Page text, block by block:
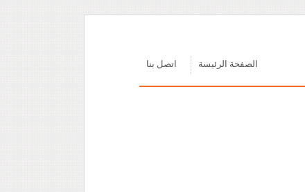
اتصل بنا الصفحة الرئيسة